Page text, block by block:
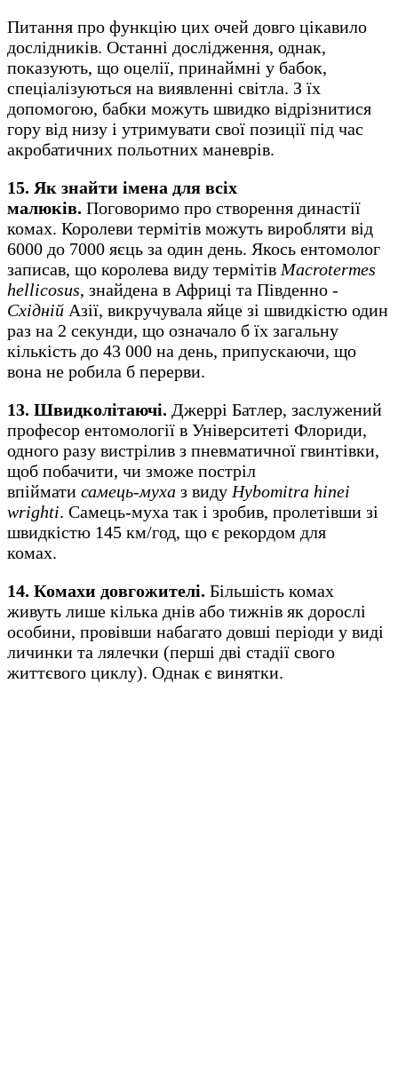
Питання про функцію цих очей довго цікавило
дослідників. Останні дослідження, однак,
показують, що оцелії, принаймні у бабок,
спеціалізуються на виявленні світла. З їх
допомогою, бабки можуть швидко відрізнитися
гору від низу і утримувати свої позиції під час
акробатичних польотних маневрів.
15. Як знайти імена для всіх
малюків. Поговоримо про створення династії
комах. Королеви термітів можуть виробляти від
6000 до 7000 яєць за один день. Якось ентомолог
записав, що королева виду термітів Macrotermes
hellicosus, знайдена в Африці та Південно -
Східній Азії, викручувала яйце зі швидкістю один
раз на 2 секунди, що означало б їх загальну
кількість до 43 000 на день, припускаючи, що
вона не робила б перерви.
13. Швидколітаючі. Джеррі Батлер, заслужений
професор ентомології в Університеті Флориди,
одного разу вистрілив з пневматичної гвинтівки,
щоб побачити, чи зможе постріл
впіймати самець-муха з виду Hybomitra hinei
wrighti. Самець-муха так і зробив, пролетівши зі
швидкістю 145 км/год, що є рекордом для
комах.
14. Комахи довгожителі. Більшість комах
живуть лише кілька днів або тижнів як дорослі
особини, провівши набагато довші періоди у виді
личинки та лялечки (перші дві стадії свого
життєвого циклу). Однак є винятки.